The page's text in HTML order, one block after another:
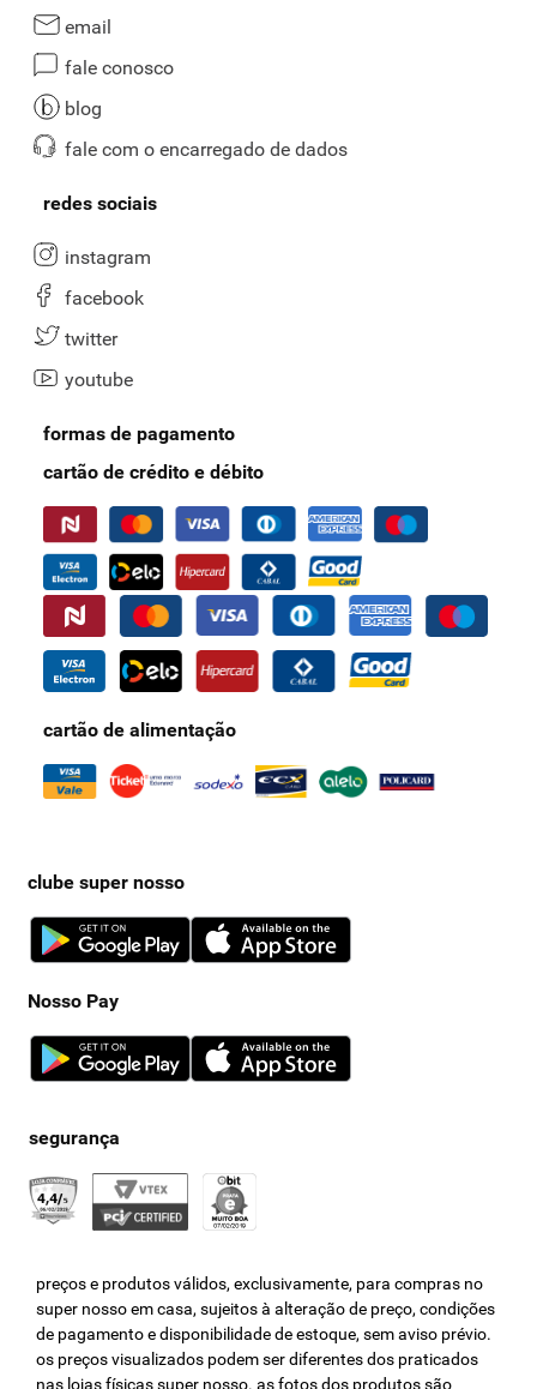
email
fale conosco
blog
fale com o encarregado de dados
redes sociais
instagram
facebook
twitter
youtube
formas de pagamento
cartão de crédito e débito
cartão de alimentação
clube super nosso
Nosso Pay
preços e produtos válidos, exclusivamente, para compras no
super nosso em casa, sujeitos à alteração de preço, condições
de pagamento e disponibilidade de estoque, sem aviso prévio.
os preços visualizados podem ser diferentes dos praticados
nas lojas físicas super nosso. as fotos dos produtos são